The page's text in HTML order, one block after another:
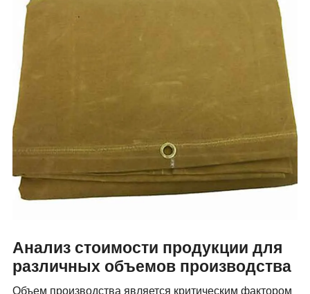
Анализ стоимости продукции для
различных объемов производства
Объем производства является критическим фактором